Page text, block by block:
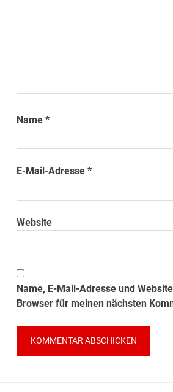
Name*
E-Mail-Adresse*
Website
Name, E-Mail-Adresse und
Browser für meinen nächsten